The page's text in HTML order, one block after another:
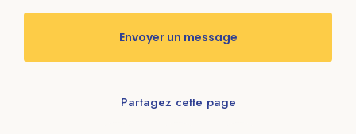
Envoyer un message
Partagez cette page